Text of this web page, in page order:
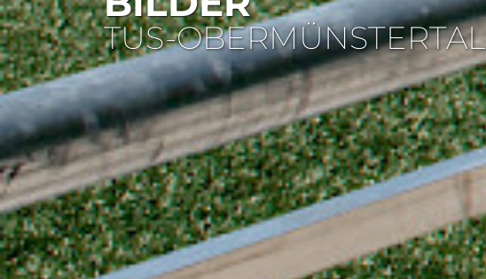
TUS-OBERMÜNSTERTAL